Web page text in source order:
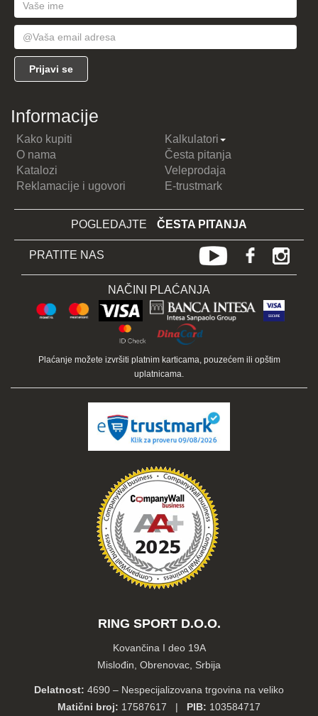
Informacije
Kako kupiti
Kalkulatori
O nama
Česta pitanja
Katalozi
Veleprodaja
Reklamacije i ugovori
E-trustmark
POGLEDAJTE ČESTA PITANJA
PRATITE NAS
NAČINI PLAĆANJA
Plaćanje možete izvršiti platnim karticama, pouzećem ili opštim
uplatnicama.
RING SPORT D.O.O.
Kovančina I deo 19A
Mislođin, Obrenovac, Srbija
Delatnost: 4690 – Nespecijalizovana trgovina na veliko
Matični broj: 17587617 | PIB: 103584717